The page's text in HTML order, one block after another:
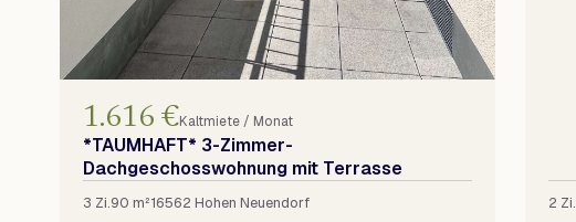
1.616 €Kaltmiete / Monat
*TAUMHAFT* 3-Zimmer-
Dachgeschosswohnung mit Terrasse
3 Zi. 90 m²16562 Hohen Neuendorf 2 Zi.